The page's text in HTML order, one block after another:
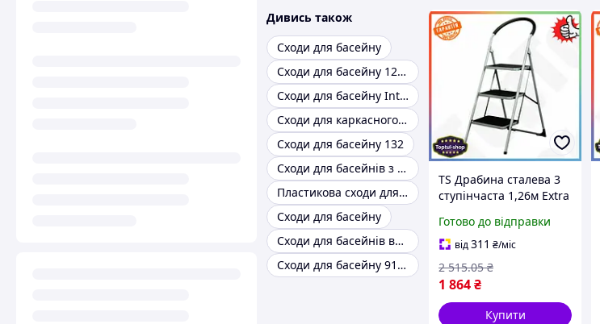
Дивись також
Сходи для басейну
Сходи для басейну 122 см
Сходи для басейну Intex
Сходи для каркасного басейну
Сходи для басейну 132
Сходи для басейнів з нержавіючої сталі
Пластикова сходи для басейну
Сходи для басейну
Сходи для басейнів висотою 76см Bestway 58046
Сходи для басейну 91 см
TS Драбина сталева 3
ступінчаста 1,26м Extra
сходи для роботи та
будинку легкі сходи з
ручк SHT55_Q
Готово до відправки
від311 ₴/міс
1 864₴
2 515.05 ₴
Купити